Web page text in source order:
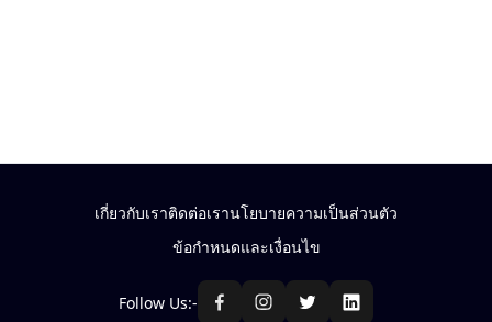
เกี่ยวกับเราติดต่อเรานโยบายความเป็นส่วนตัว
ข้อกำหนดและเงื่อนไข
Follow Us:-